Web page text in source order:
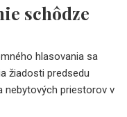
schôdze
hlasovania sa
žiadosti predsedu
nebytových priestorov v